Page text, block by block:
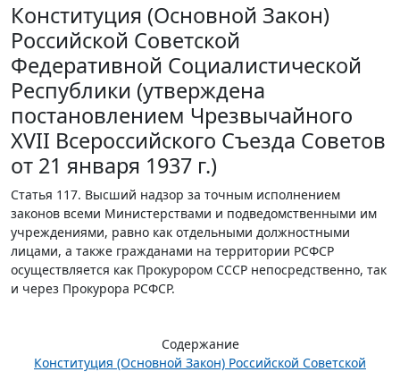
Конституция (Основной Закон)
Российской Советской
Федеративной Социалистической
Республики (утверждена
постановлением Чрезвычайного
XVII Всероссийского Съезда Советов
от 21 января 1937 г.)
Статья 117. Высший надзор за точным исполнением
законов всеми Министерствами и подведомственными им
учреждениями, равно как отдельными должностными
лицами, а также гражданами на территории РСФСР
осуществляется как Прокурором СССР непосредственно, так
и через Прокурора РСФСР.
Содержание
Конституция (Основной Закон) Российской Советской